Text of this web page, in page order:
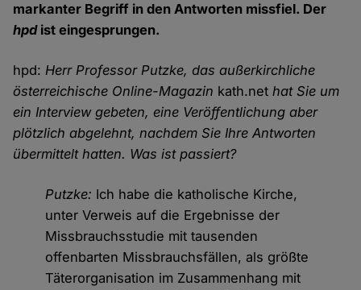
markanter Begriff in den Antworten missfiel. Der
hpdist eingesprungen.
hpd:Herr Professor Putzke, das außerkirchliche
österreichische Online-Magazin kath.net hat Sie um
ein Interview gebeten, eine Veröffentlichung aber
plötzlich abgelehnt, nachdem Sie Ihre Antworten
übermittelt hatten. Was ist passiert?
Putzke: Ich habe die katholische Kirche,
unter Verweis auf die Ergebnisse der
Missbrauchsstudie mit tausenden
offenbarten Missbrauchsfällen, als größte
Täterorganisation im Zusammenhang mit